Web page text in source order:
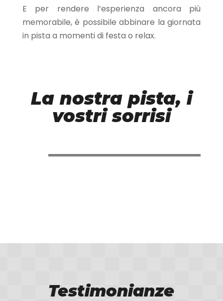
E per rendere l’esperienza ancora più
memorabile, è possibile abbinare la giornata
in pista a momenti di festa o relax.
La nostra pista, i
vostri sorrisi
Testimonianze